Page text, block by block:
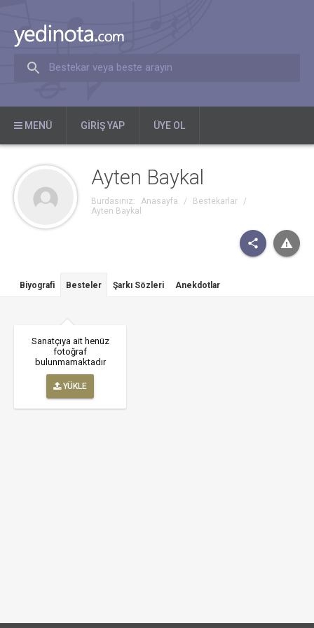
Bestekar veya beste arayın
MENÜ GIRIŞ YAP ÜYE OL
Ayten Baykal
Burdasınız: Anasayfa / Bestekarlar
/
Ayten Baykal
Biyografi Besteler Şarkı Sözleri Anekdotlar
Sanatçıya ait henüz
fotoğraf
bulunmamaktadır
YÜKLE